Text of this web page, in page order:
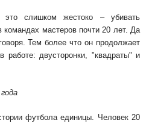
слишком жестоко – убивать
мастеров почти 20 лет. Да
Тем более что он продолжает
работе: двусторонки, "квадраты" и
футбола единицы. Человек 20